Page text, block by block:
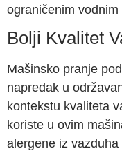
ograničenim vodnim
Bolji Kvalitet
Mašinsko pranje
napredak u
kontekstu kvaliteta
koriste u ovim
alergene iz